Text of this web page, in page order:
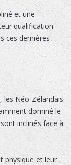
et une
qualification
ces dernières
les Néo-Zélandais
dominé le
inclinés face à
physique et leur